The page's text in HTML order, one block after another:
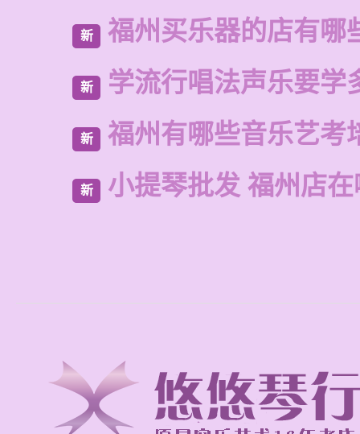
新 福州买乐器的店有哪
新 学流行唱法声乐要学
新 福州有哪些音乐艺考
新 小提琴批发 福州店